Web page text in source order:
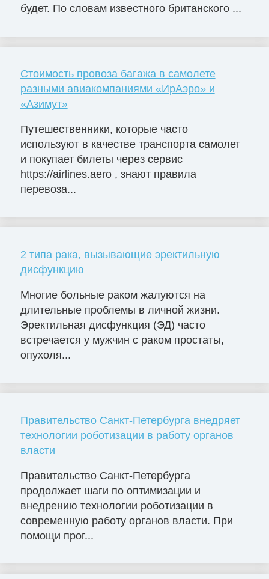
будет. По словам известного британского ...
Стоимость провоза багажа в самолете
разными авиакомпаниями «ИрАэро» и
«Азимут»
Путешественники, которые часто
используют в качестве транспорта самолет
и покупает билеты через сервис
https://airlines.aero , знают правила
перевоза...
2 типа рака, вызывающие эректильную
дисфункцию
Многие больные раком жалуются на
длительные проблемы в личной жизни.
Эректильная дисфункция (ЭД) часто
встречается у мужчин с раком простаты,
опухоля...
Правительство Санкт-Петербурга внедряет
технологии роботизации в работу органов
власти
Правительство Санкт-Петербурга
продолжает шаги по оптимизации и
внедрению технологии роботизации в
современную работу органов власти. При
помощи прог...